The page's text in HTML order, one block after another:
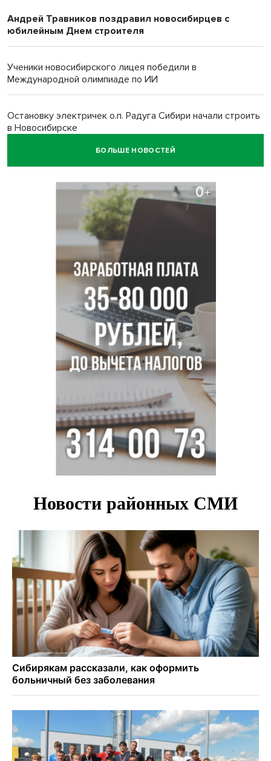
Андрей Травников поздравил новосибирцев с
юбилейным Днем строителя
Ученики новосибирского лицея победили в
Международной олимпиаде по ИИ
Остановку электричек о.п. Радуга Сибири начали строить
в Новосибирске
БОЛЬШЕ НОВОСТЕЙ